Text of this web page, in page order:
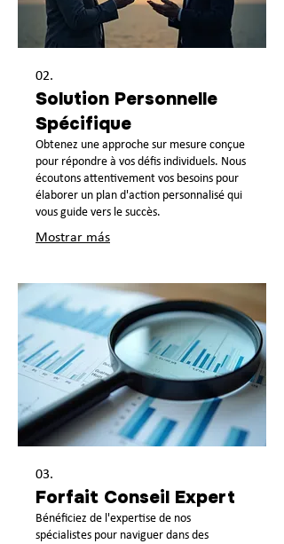
02.
Solution Personnelle
Spécifique
Obtenez une approche sur mesure conçue
pour répondre à vos défis individuels. Nous
écoutons attentivement vos besoins pour
élaborer un plan d'action personnalisé qui
vous guide vers le succès.
Mostrar más
03.
Forfait Conseil Expert
Bénéficiez de l'expertise de nos
spécialistes pour naviguer dans des